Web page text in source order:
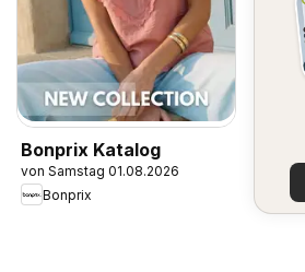
Bonprix Katalog
von Samstag 01.08.2026
Bonprix